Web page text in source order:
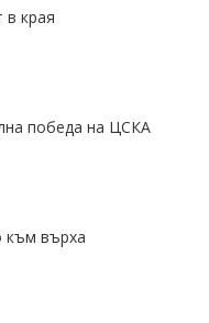
в края
победа на ЦСКА
към върха